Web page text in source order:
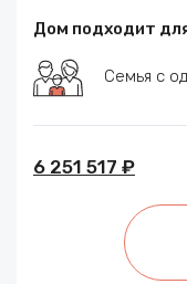
Дом подходит
Семья с
6 251 517 ₽